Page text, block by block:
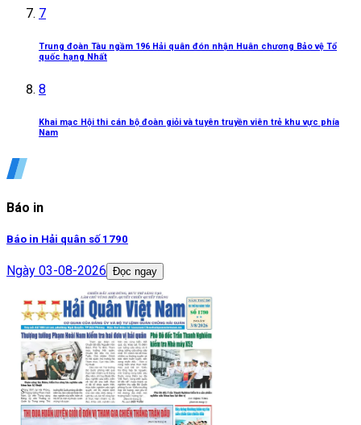
7
Trung đoàn Tàu ngầm 196 Hải quân đón nhận Huân chương Bảo vệ Tổ
quốc hạng Nhất
8
Khai mạc Hội thi cán bộ đoàn giỏi và tuyên truyền viên trẻ khu vực phía
Nam
Báo in
Báo in Hải quân số 1790
Ngày 03-08-2026 Đọc ngay